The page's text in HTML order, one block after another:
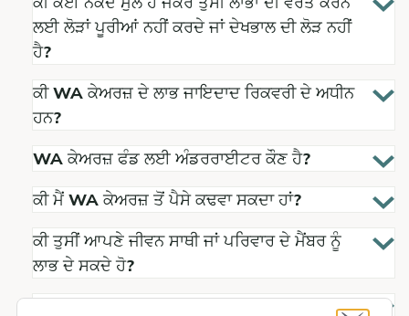
ਲਈ ਲੋੜਾਂ ਪੂਰੀਆਂ ਨਹੀਂ ਕਰਦੇ ਜਾਂ ਦੇਖਭਾਲ ਦੀ ਲੋੜ ਨਹੀਂ
ਹੈ?
ਕੀ WA ਕੇਅਰਜ਼ ਦੇ ਲਾਭ ਜਾਇਦਾਦ ਰਿਕਵਰੀ ਦੇ ਅਧੀਨ
ਹਨ?
WA ਕੇਅਰਜ਼ ਫੰਡ ਲਈ ਅੰਡਰਰਾਈਟਰ ਕੌਣ ਹੈ?
ਕੀ ਮੈਂ WA ਕੇਅਰਜ਼ ਤੋਂ ਪੈਸੇ ਕਢਵਾ ਸਕਦਾ ਹਾਂ?
ਕੀ ਤੁਸੀਂ ਆਪਣੇ ਜੀਵਨ ਸਾਥੀ ਜਾਂ ਪਰਿਵਾਰ ਦੇ ਮੈਂਬਰ ਨੂੰ
ਲਾਭ ਦੇ ਸਕਦੇ ਹੋ?
How can my loved one become my paid